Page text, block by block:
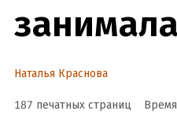
вы
Наталья Краснова
187 печатных страниц